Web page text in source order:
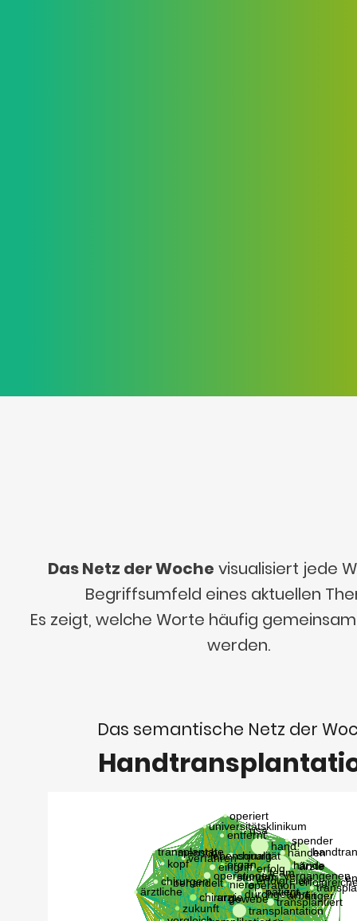
Das Netz der Woche visualisiert jede
Begriffsumfeld eines aktuellen
Es zeigt, welche Worte häufig
werden.
Das semantische Netz der